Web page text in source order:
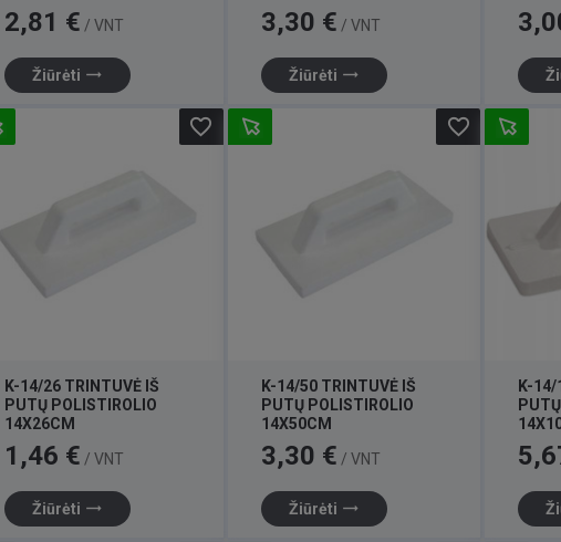
Kaina
2,81 € / VNT
Žiūrėti trending_flat
Kaina
3,30 € / VNT
Žiūrėti trending_flat
Kaina
K-14/26 TRINTUVĖ IŠ
PUTŲ POLISTIROLIO
14X26CM
Kaina
1,46 € / VNT
Žiūrėti trending_flat
favorite_border
K-14/50 TRINTUVĖ IŠ
PUTŲ POLISTIROLIO
14X50CM
Kaina
3,30 € / VNT
Žiūrėti trending_flat
favorite_border
K-14/
Kaina